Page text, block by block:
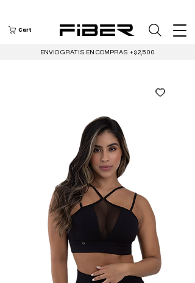
Cart
ENVIO GRATIS EN COMPRAS +$2,500